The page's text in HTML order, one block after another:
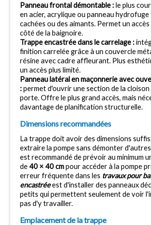
Panneau frontal démontable : le plus
en acier, acrylique ou panneau hydrofuge
cachées ou des aimants. Permet un
côté de la baignoire.
Trappe encastrée dans le carrelage :
finition carrelée grâce à un couvercle
résine avec cadre affleurant. Plus
un accès plus limité.
Panneau latéral en maçonnerie avec
: permet d'ouvrir une section de la cloison
porte. Offre le plus grand accès, mais
davantage de planification structurelle.
Dimensions recommandées
La trappe doit avoir des dimensions
extraire la pompe sans démonter
est recommandé de prévoir au minimum
de 40 × 40 cm pour accéder à la pompe
erreur fréquente dans les travaux pour
encastrée est d'installer des panneaux
petits qui permettent seulement de voir
pas d'y travailler.
Emplacement de la trappe